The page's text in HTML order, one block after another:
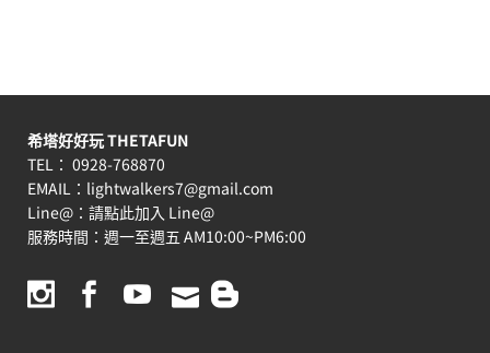
希塔好好玩 THETAFUN
TEL： 0928-768870
EMAIL： lightwalkers7@gmail.com
Line@： 請點此加入 Line@
服務時間：週一至週五 AM10:00~PM6:00